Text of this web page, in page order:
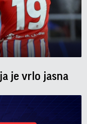
je vrlo jasna